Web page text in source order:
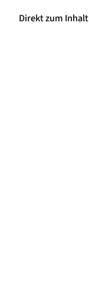
Direkt zum Inhalt